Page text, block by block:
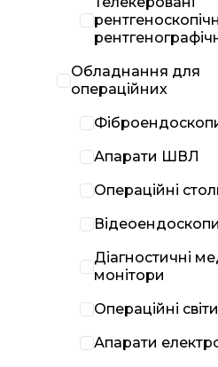
Обладнання для
операційних
Апарати ШВЛ
Операційні
Відеоендоскопи
Діагностичні
монітори
Операційні
Апарати